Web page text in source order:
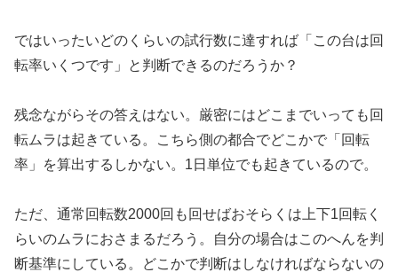
ではいったいどのくらいの試行数に達すれば「この台は回
転率いく つです」と判断できるのだろうか？
残念ながらその答えはない。厳密にはどこまでいっても回
転ムラは起きている。こちら側の都合でどこかで「回転
率」
を算出するしかない。1日単位でも起きているので。
ただ、通常回転数2000回も回せばおそらくは上下1回転く
らいのムラにおさまるだろう。
自分の場合はこのへんを判
断基準にしている。どこかで判断はしなければならないの